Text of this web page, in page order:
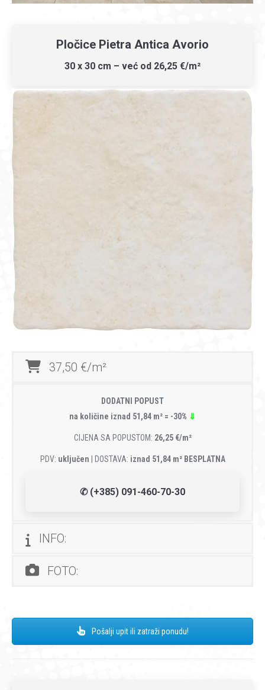
Pločice Pietra Antica Avorio
30 x 30 cm – već od 26,25 €/m²
37,50 €/m²
DODATNI POPUST
na količine iznad 51,84 m² = -30% ⇓
CIJENA SA POPUSTOM: 26,25 €/m²
PDV: uključen | DOSTAVA: iznad 51,84 m² BESPLATNA
✆ (+385) 091-460-70-30
INFO:
FOTO:
Pošalji upit ili zatraži ponudu!